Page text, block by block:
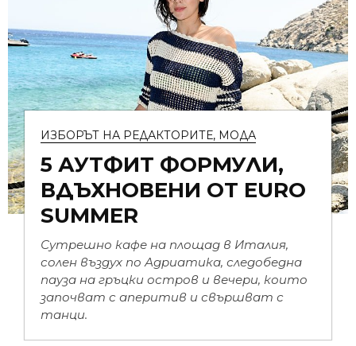
ИЗБОРЪТ НА РЕДАКТОРИТЕ, МОДА
5 АУТФИТ ФОРМУЛИ,
ВДЪХНОВЕНИ ОТ EURO
SUMMER
Сутрешно кафе на площад в Италия,
солен въздух по Адриатика, следобедна
пауза на гръцки остров и вечери, които
започват с аперитив и свършват с
танци.